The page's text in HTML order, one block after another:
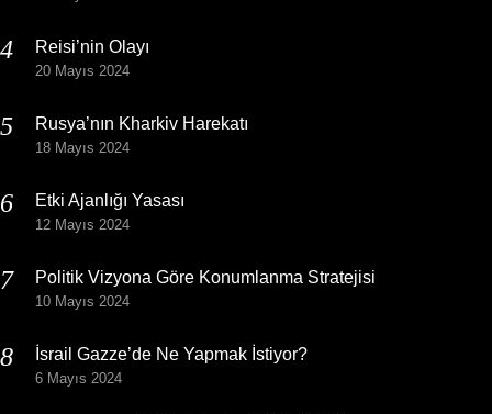
Reisi’nin Olayı
20 Mayıs 2024
Rusya’nın Kharkiv Harekatı
18 Mayıs 2024
Etki Ajanlığı Yasası
12 Mayıs 2024
Politik Vizyona Göre Konumlanma Stratejisi
10 Mayıs 2024
İsrail Gazze’de Ne Yapmak İstiyor?
6 Mayıs 2024